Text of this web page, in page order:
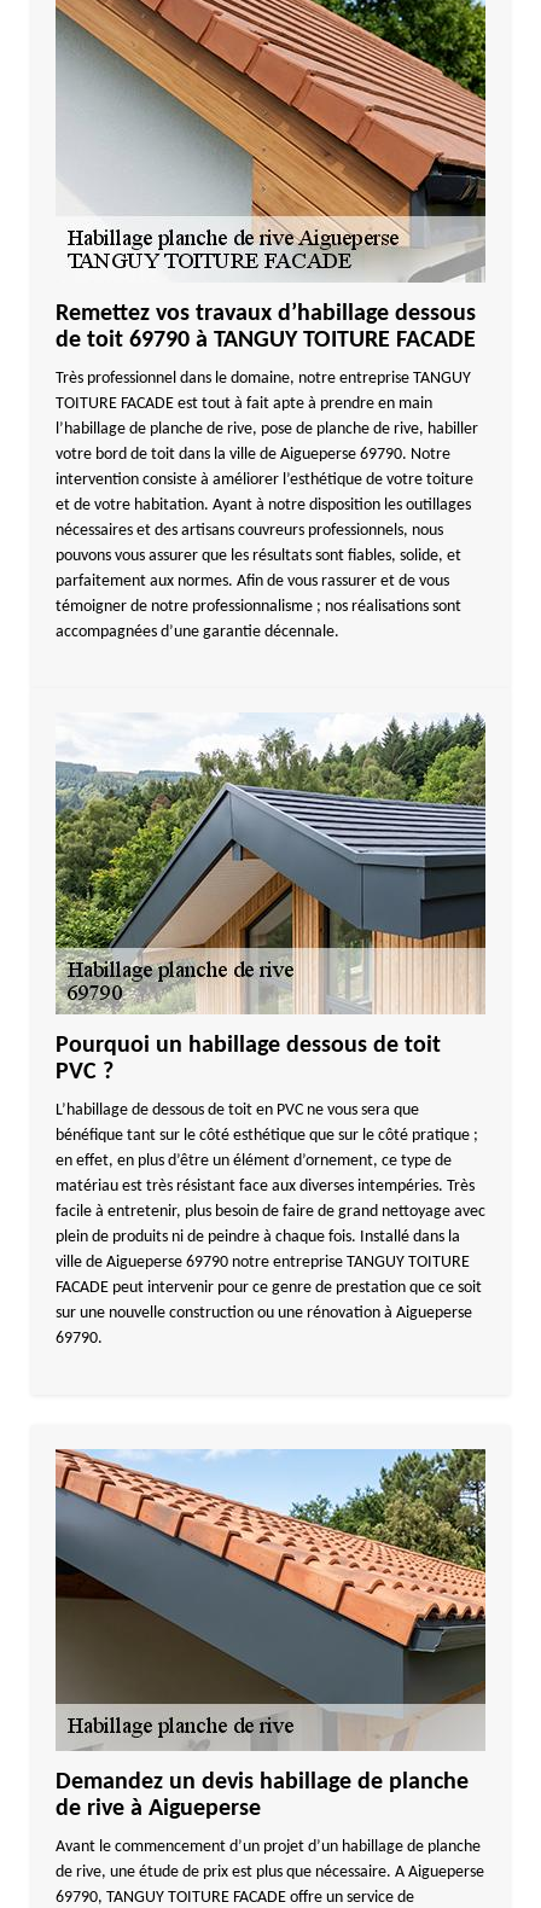
Remettez vos travaux d’habillage dessous
de toit 69790 à TANGUY TOITURE FACADE
Très professionnel dans le domaine, notre entreprise TANGUY
TOITURE FACADE est tout à fait apte à prendre en main
l’habillage de planche de rive, pose de planche de rive, habiller
votre bord de toit dans la ville de Aigueperse 69790. Notre
intervention consiste à améliorer l’esthétique de votre toiture
et de votre habitation. Ayant à notre disposition les outillages
nécessaires et des artisans couvreurs professionnels, nous
pouvons vous assurer que les résultats sont fiables, solide, et
parfaitement aux normes. Afin de vous rassurer et de vous
témoigner de notre professionnalisme ; nos réalisations sont
accompagnées d’une garantie décennale.
Pourquoi un habillage dessous de toit
PVC ?
L’habillage de dessous de toit en PVC ne vous sera que
bénéfique tant sur le côté esthétique que sur le côté pratique ;
en effet, en plus d’être un élément d’ornement, ce type de
matériau est très résistant face aux diverses intempéries. Très
facile à entretenir, plus besoin de faire de grand nettoyage avec
plein de produits ni de peindre à chaque fois. Installé dans la
ville de Aigueperse 69790 notre entreprise TANGUY TOITURE
FACADE peut intervenir pour ce genre de prestation que ce soit
sur une nouvelle construction ou une rénovation à Aigueperse
69790.
Demandez un devis habillage de planche
de rive à Aigueperse
Avant le commencement d’un projet d’un habillage de planche
de rive, une étude de prix est plus que nécessaire. A Aigueperse
69790, TANGUY TOITURE FACADE offre un service de